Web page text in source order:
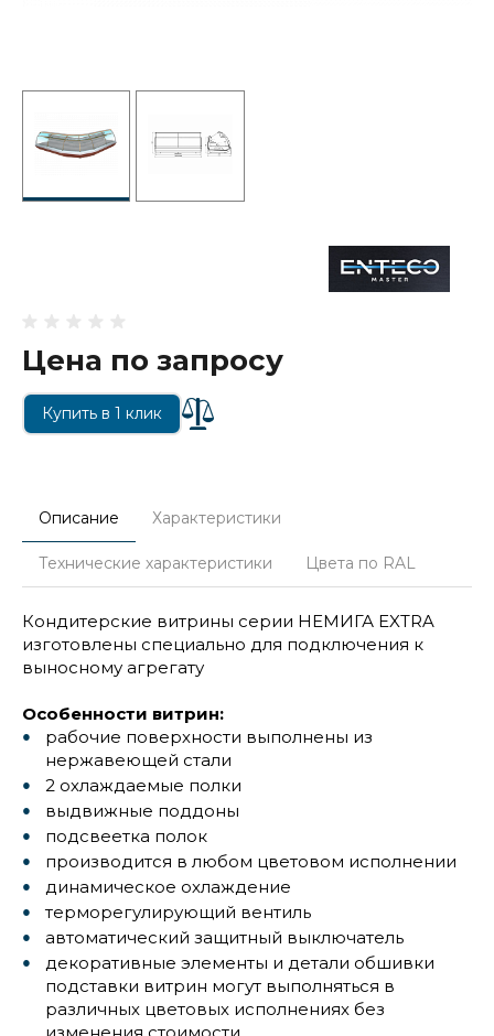
Цена по запросу
Купить в 1 клик
Описание Характеристики
Технические характеристики Цвета по RAL
Кондитерские витрины серии НЕМИГА EXTRA
изготовлены специально для подключения к
выносному агрегату
Особенности витрин:
рабочие поверхности выполнены из
нержавеющей стали
2 охлаждаемые полки
выдвижные поддоны
подсвеетка полок
производится в любом цветовом исполнении
динамическое охлаждение
терморегулирующий вентиль
автоматический защитный выключатель
декоративные элементы и детали обшивки
подставки витрин могут выполняться в
различных цветовых исполнениях без